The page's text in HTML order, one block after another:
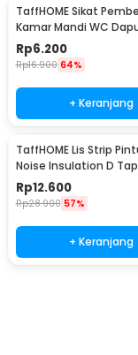
TaffHOME Sikat
Kamar Mandi WC
Sponge Brush - 8211
Rp6.200
Rp16.900 64%
+ Keranjang
TaffHOME Lis Strip
Noise Insulation D
9x6mm 10M - KK-062
Rp12.600
Rp28.900 57%
+ Keranjang